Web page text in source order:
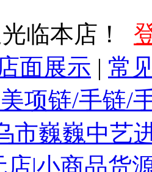
临本店！
面展示 | 常